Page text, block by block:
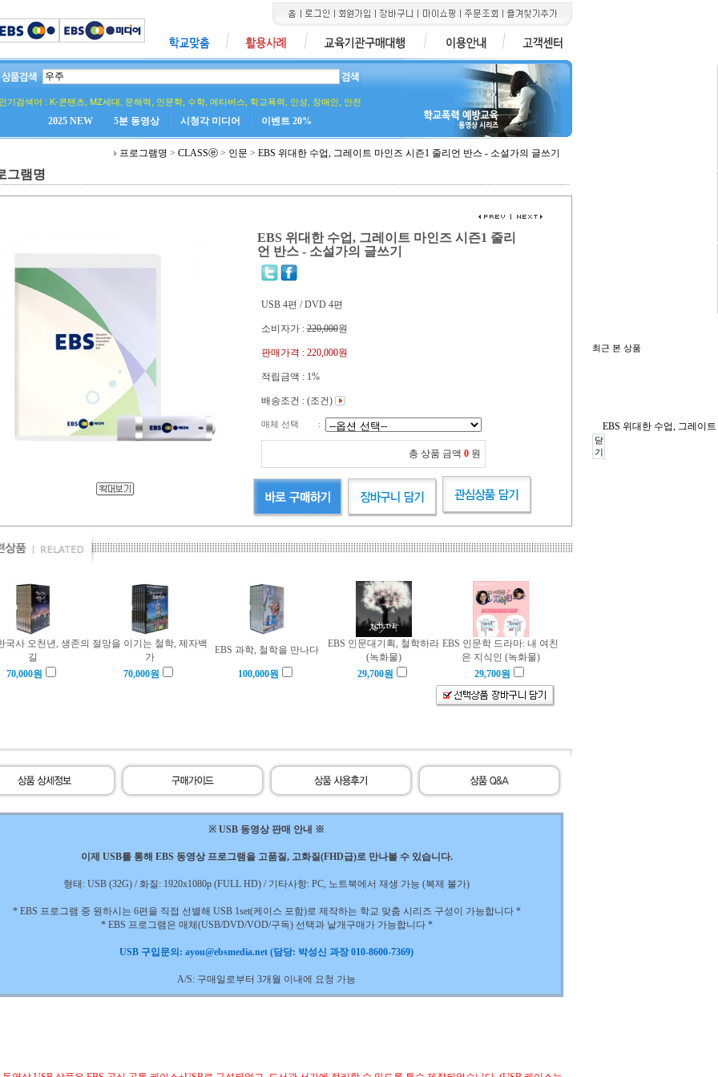
기검색어 : K-콘텐츠 MZ세대 문해력 인문학, 수학, 메타버스 학교폭력 인성 장애인 안전
2025 NEW 5분 동영상 시청각 미디어 이벤트 20%
프로그램명 > CLASSⓔ > 인문 > EBS 위대한 수업, 그레이트 마인즈 시즌1 줄리언 반스 - 소설가의 글쓰기
그램명
EBS 위대한 수업, 그레이트 마인즈 시즌1 줄리
언 반스 - 소설가의 글쓰기
USB 4편 / DVD 4편
소비자가 :220,000원
판매가격 : 220,000원
적립금액 : 1%
배송조건 : (조건)
매체 선택 :
총 상품 금액 0 원
국사 오천년, 생존의
길
절망을 이기는 철학, 제자백
가
EBS 과학, 철학을 만나다
EBS 인문대기획, 철학하라
(녹화물)
EBS 인문학 드라마: 내 여친
은 지식인 (녹화물)
70,000원 70,000원 100,000원 29,700원 29,700원
※ USB 동영상 판매 안내 ※
이제 USB를 통해 EBS 동영상 프로그램을 고품질, 고화질(FHD급)로 만나볼 수 있습니다.
형태: USB (32G) / 화질: 1920x1080p (FULL HD) / 기타사항: PC, 노트북에서 재생 가능 (복제 불가)
* EBS 프로그램 중 원하시는 6편을 직접 선별해 USB 1set(케이스 포함)로 제작하는 학교 맞춤 시리즈 구성이 가능합니다 *
* EBS 프로그램은 매체(USB/DVD/VOD/구독) 선택과 낱개구매가 가능합니다 *
USB 구입문의: ayou@ebsmedia.net (담당: 박성신 과장 010-8600-7369)
A/S: 구매일로부터 3개월 이내에 요청 가능
최근 본 상품
EBS 위대한 수업, 그레이
닫
기